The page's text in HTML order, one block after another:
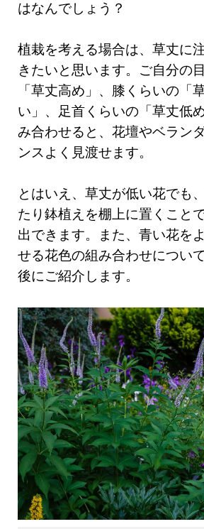
はなんでしょう？
植栽を考える場合は、草丈に
きたいと思います。ご自分の
「草丈高め」、膝くらいの「
い」、足首くらいの「草丈低
み合わせると、花壇やベラン
ンスよく見渡せます。
とはいえ、草丈が低い花でも
たり鉢植えを棚上に置くこと
出できます。また、青い花を
せる花色の組み合わせについ
後にご紹介します。